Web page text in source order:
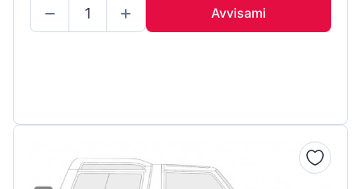
Avvisami